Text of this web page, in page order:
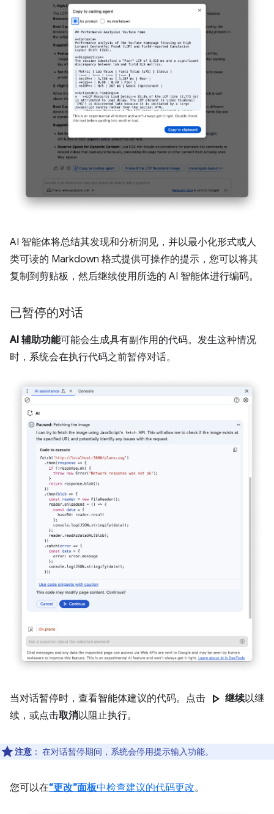
AI 智能体将总结其发现和分析洞见，并以最小化形式或人
类可读的 Markdown 格式提供可操作的提示，您可以将其
复制到剪贴板，然后继续使用所选的 AI 智能体进行编码。
已暂停的对话
AI 辅助功能可能会生成具有副作用的代码。发生这种情况
时，系统会在执行代码之前暂停对话。
当对话暂停时，查看智能体建议的代码。点击 play_arrow 继续以继
续，或点击取消以阻止执行。
注意 ： 在对话暂停期间，系统会停用提示输入功能。
您可以在“更改”面板中检查建议的代码更改。